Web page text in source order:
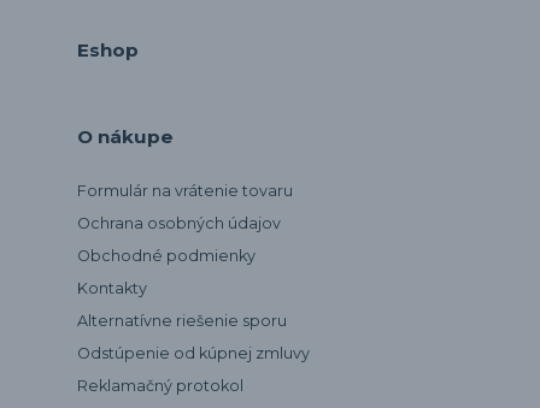
Eshop
O nákupe
Formulár na vrátenie tovaru
Ochrana osobných údajov
Obchodné podmienky
Kontakty
Alternatívne riešenie sporu
Odstúpenie od kúpnej zmluvy
Reklamačný protokol